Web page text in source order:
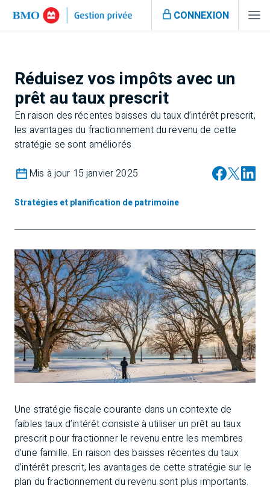
CONNEXION
Réduisez vos impôts avec un
prêt au taux prescrit
En raison des récentes baisses du taux d’intérêt prescrit,
les avantages du fractionnement du revenu de cette
stratégie se sont améliorés
Mis à jour 15 janvier 2025
Stratégies et planification de patrimoine
Une stratégie fiscale courante dans un contexte de
faibles taux d’intérêt consiste à utiliser un prêt au taux
prescrit pour fractionner le revenu entre les membres
d’une famille. En raison des baisses récentes du taux
d’intérêt prescrit, les avantages de cette stratégie sur le
plan du fractionnement du revenu sont plus importants.